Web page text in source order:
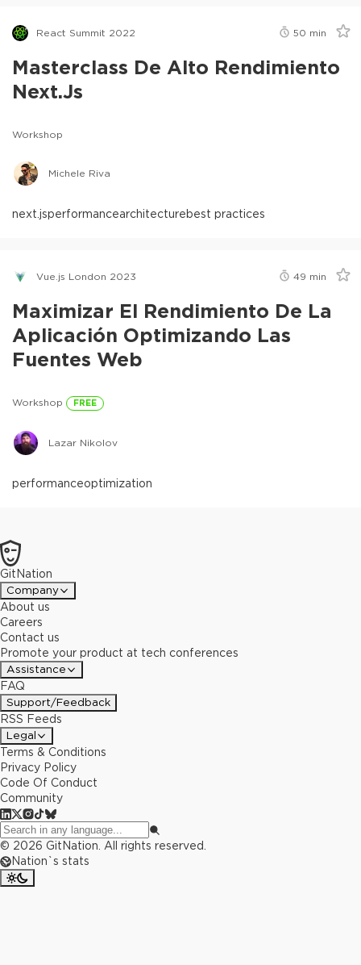
React Summit 2022 50 min
Masterclass De Alto Rendimiento
Next.js
Workshop
Michele Riva
next.jsperformancearchitecturebest practices
Vue.js London 2023 49 min
Maximizar El Rendimiento De La
Aplicación Optimizando Las
Fuentes Web
Workshop FREE
Lazar Nikolov
performanceoptimization
GitNation
Company
About us
Careers
Contact us
Promote your product at tech conferences
Assistance
FAQ
Support/Feedback
RSS Feeds
Legal
Terms & Conditions
Privacy Policy
Code Of Conduct
Community
© 2026 GitNation. All rights reserved.
Nation`s stats